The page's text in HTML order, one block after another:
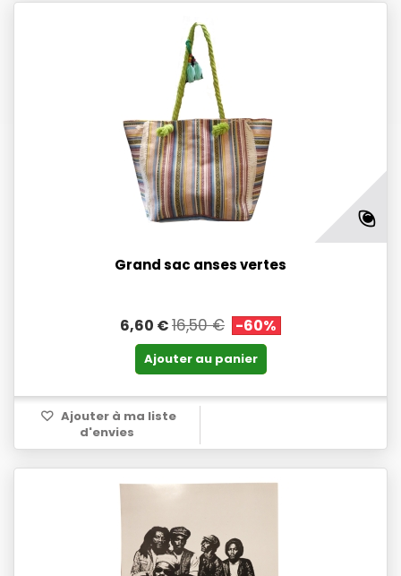
Grand sac anses vertes
6,60 €16,50 € -60%
Ajouter au panier
Ajouter à ma liste
d'envies